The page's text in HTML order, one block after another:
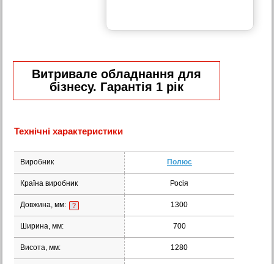
Витривале обладнання для
бізнесу. Гарантія 1 рік
Технічні характеристики
Виробник Полюс
Країна виробник Росія
Довжина, мм: ? 1300
Ширина, мм: 700
Висота, мм: 1280